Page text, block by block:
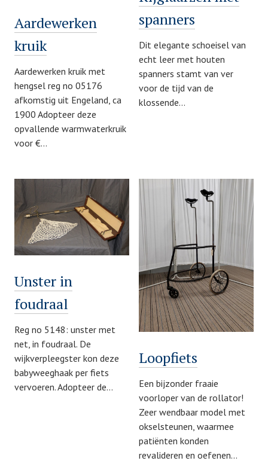
Aardewerken
kruik
Aardewerken kruik met
hengsel reg no 05176
afkomstig uit Engeland, ca
1900 Adopteer deze
opvallende warmwaterkruik
voor €…
spanners
Dit elegante schoeisel van
echt leer met houten
spanners stamt van ver
voor de tijd van de
klossende…
Unster in
foudraal
Reg no 5148: unster met
net, in foudraal. De
wijkverpleegster kon deze
babyweeghaak per fiets
vervoeren. Adopteer de…
Loopfiets
Een bijzonder fraaie
voorloper van de rollator!
Zeer wendbaar model met
okselsteunen, waarmee
patiënten konden
revalideren en oefenen…